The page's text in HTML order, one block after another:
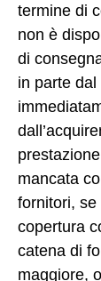
termine di
non è
di
in parte
mancata
fornitori, se
copertura
catena di
maggiore,